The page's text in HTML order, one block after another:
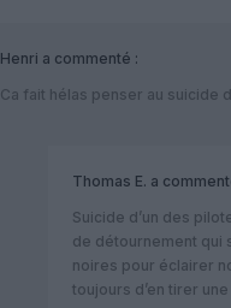
Henri a commenté :
Ca fait hélas penser au suicide
Thomas E. a
Suicide d’un des
de détournement qui
noires pour éclairer
toujours d’en tirer